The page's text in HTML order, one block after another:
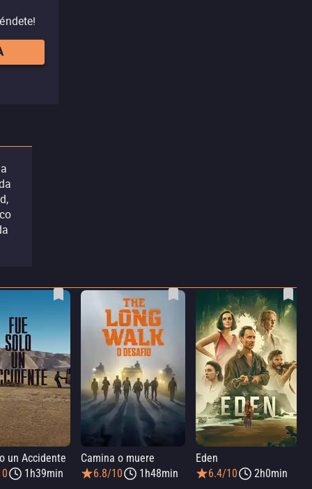
un Accidente
1h39min
Camina o muere
6.8/10
1h48min
Eden
6.4/10
2h0min